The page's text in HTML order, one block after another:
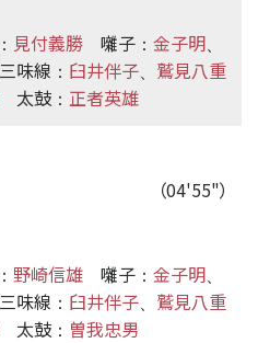
： 見付義勝 囃子 ： 金子明
三味線 ： 臼井伴子
鷲見八重
太鼓 ： 正者英雄
（04'55"）
： 野崎信雄 囃子 ： 金子明
三味線 ： 臼井伴子
鷲見八重
太鼓 ： 曽我忠男